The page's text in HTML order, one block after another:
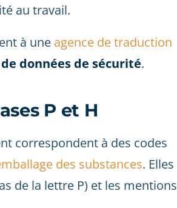
au travail.
à une agence de traduction
données de sécurité.
P et H
correspondent à des codes
des substances. Elles
de la lettre P) et les mentions